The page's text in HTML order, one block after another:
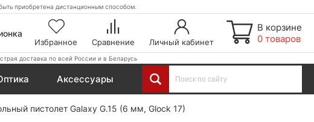
приобретена дистанционным способом.
Избранное Сравнение Личный кабинет
В корзине
0 товаров
доставка по всей России и в Беларусь
Аксессуары
пистолет Galaxy G.15 (6 мм, Glock 17)